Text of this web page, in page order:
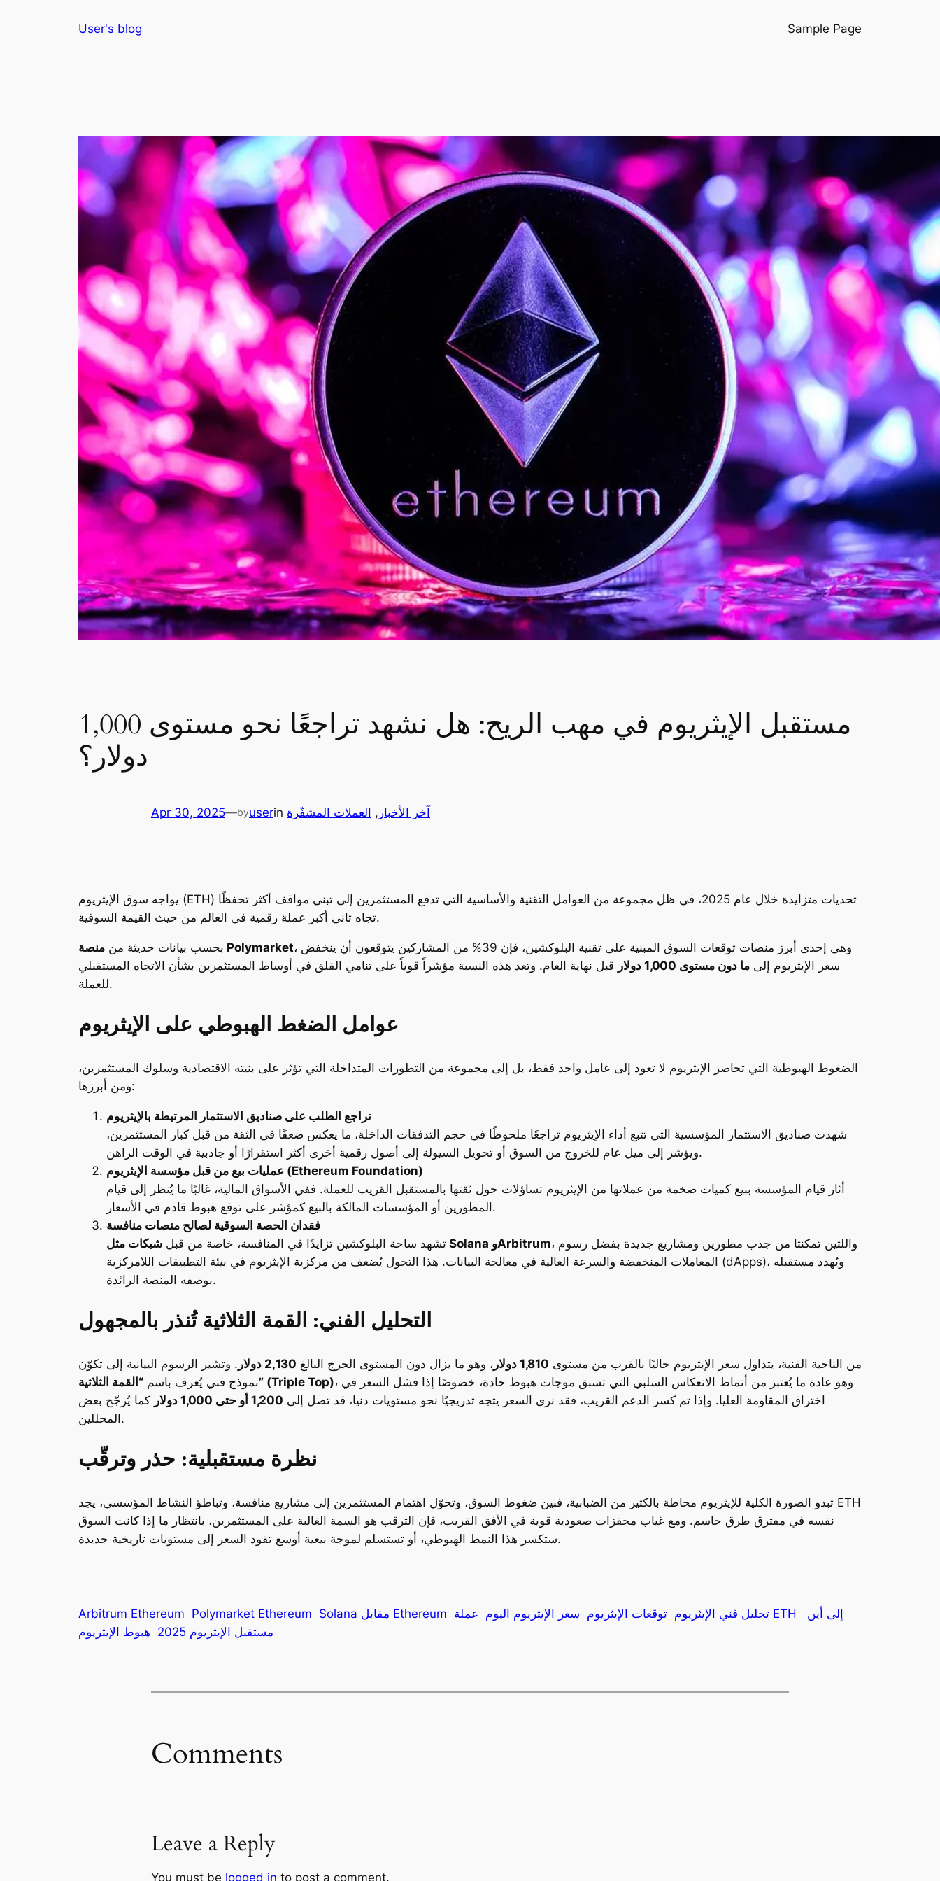
User's blog Sample Page
مستقبل الإيثريوم في مهب الريح: هل نشهد تراجعًا نحو مستوى 1,000
دولار؟
Apr 30, 2025—byuserin آخر الأخبار , العملات المشفّرة
يواجه سوق الإيثريوم (ETH) تحديات متزايدة خلال عام 2025، في ظل مجموعة من العوامل التقنية والأساسية التي تدفع المستثمرين إلى تبني مواقف أكثر تحفظًا
تجاه ثاني أكبر عملة رقمية في العالم من حيث القيمة السوقية.
بحسب بيانات حديثة من منصة Polymarket، وهي إحدى أبرز منصات توقعات السوق المبنية على تقنية البلوكشين، فإن 39% من المشاركين يتوقعون أن ينخفض
سعر الإيثريوم إلى ما دون مستوى 1,000 دولار
قبل نهاية العام. وتعد هذه النسبة مؤشراً قوياً على تنامي القلق في أوساط المستثمرين بشأن الاتجاه المستقبلي
للعملة.
عوامل الضغط الهبوطي على الإيثريوم
الضغوط الهبوطية التي تحاصر الإيثريوم لا تعود إلى عامل واحد فقط، بل إلى مجموعة من التطورات المتداخلة التي تؤثر على بنيته الاقتصادية وسلوك المستثمرين،
ومن أبرزها:
تراجع الطلب على صناديق الاستثمار المرتبطة بالإيثريوم
شهدت صناديق الاستثمار المؤسسية التي تتبع أداء الإيثريوم تراجعًا ملحوظًا في حجم التدفقات الداخلة، ما يعكس ضعفًا في الثقة من قبل كبار المستثمرين،
ويؤشر إلى ميل عام للخروج من السوق أو تحويل السيولة إلى أصول رقمية أخرى أكثر استقرارًا أو جاذبية في الوقت الراهن.
عمليات بيع من قبل مؤسسة الإيثريوم (Ethereum Foundation)
أثار قيام المؤسسة ببيع كميات ضخمة من عملاتها من الإيثريوم تساؤلات حول ثقتها بالمستقبل القريب للعملة. ففي الأسواق المالية، غالبًا ما يُنظر إلى قيام
المطورين أو المؤسسات المالكة بالبيع كمؤشر على توقع هبوط قادم في الأسعار.
فقدان الحصة السوقية لصالح منصات منافسة
تشهد ساحة البلوكشين تزايدًا في المنافسة، خاصة من قبل
شبكات مثل Solana وArbitrum، واللتين تمكنتا من جذب مطورين ومشاريع جديدة بفضل رسوم
المعاملات المنخفضة والسرعة العالية في معالجة البيانات. هذا التحول يُضعف من مركزية الإيثريوم في بيئة التطبيقات اللامركزية (dApps)، ويُهدد مستقبله
بوصفه المنصة الرائدة.
التحليل الفني: القمة الثلاثية تُنذر بالمجهول
من الناحية الفنية، يتداول سعر الإيثريوم حاليًا بالقرب من مستوى 1,810 دولار ، وهو ما يزال دون المستوى الحرج البالغ 2,130 دولار
. وتشير الرسوم البيانية إلى تكوّن
نموذج فني يُعرف باسم“القمة الثلاثية” (Triple Top)، وهو عادة ما يُعتبر من أنماط الانعكاس السلبي التي تسبق موجات هبوط حادة، خصوصًا إذا فشل السعر في
اختراق المقاومة العليا. وإذا تم كسر الدعم القريب، فقد نرى السعر يتجه تدريجيًا نحو مستويات دنيا، قد تصل إلى 1,200 أو حتى 1,000 دولار
كما يُرجّح بعض
المحللين.
نظرة مستقبلية: حذر وترقّب
تبدو الصورة الكلية للإيثريوم محاطة بالكثير من الضبابية، فبين ضغوط السوق، وتحوّل اهتمام المستثمرين إلى مشاريع منافسة، وتباطؤ النشاط المؤسسي، يجد ETH
نفسه في مفترق طرق حاسم. ومع غياب محفزات صعودية قوية في الأفق القريب، فإن الترقب هو السمة الغالبة على المستثمرين، بانتظار ما إذا كانت السوق
ستكسر هذا النمط الهبوطي، أو تستسلم لموجة بيعية أوسع تقود السعر إلى مستويات تاريخية جديدة.
Arbitrum Ethereum Polymarket Ethereum Solana مقابل Ethereum تحليل فني الإيثريوم توقعات الإيثريوم سعر الإيثريوم اليوم
عملة ETH إلى أين
مستقبل الإيثريوم 2025
هبوط الإيثريوم
Comments
Leave a Reply
You must be logged in to post a comment.